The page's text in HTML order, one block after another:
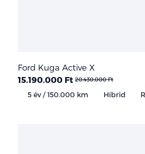
Ford Kuga Active X
15.190.000 Ft 20.430.000 Ft
5 év / 150.000 km Hibrid